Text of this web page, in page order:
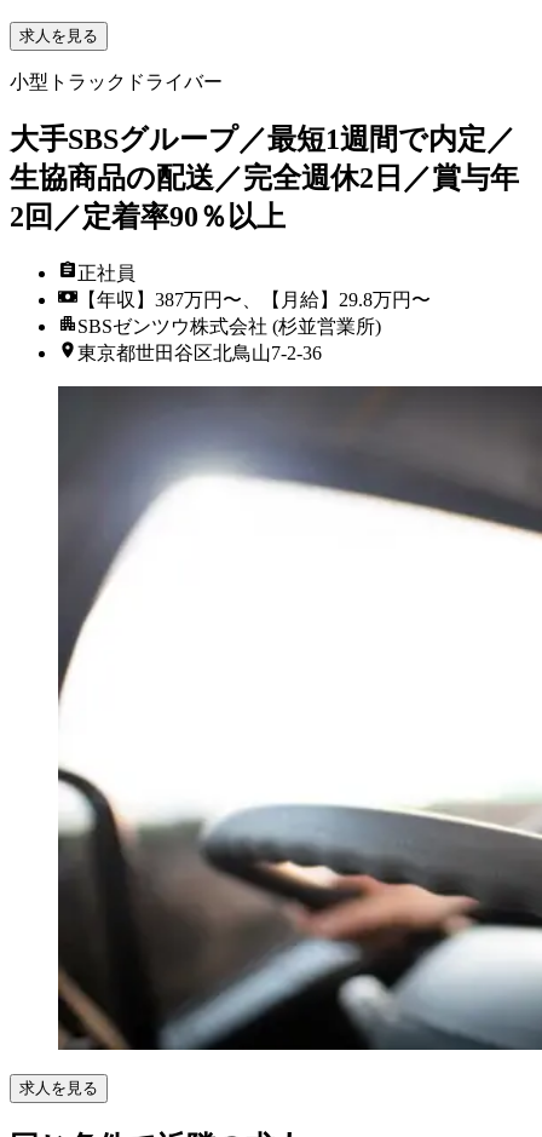
求人を見る
小型トラックドライバー
大手SBSグループ／最短1週間で内定／
生協商品の配送／完全週休2日／賞与年
2回／定着率90％以上
正社員
【年収】387万円〜、【月給】29.8万円〜
SBSゼンツウ株式会社 (杉並営業所)
東京都世田谷区北鳥山7-2-36
求人を見る